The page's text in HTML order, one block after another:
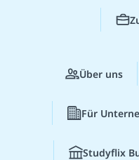
Über uns
Für
Studyflix